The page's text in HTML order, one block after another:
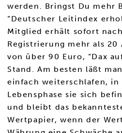
werden. Bringst Du mehr
“Deutscher Leitindex
Mitglied erhält sofort
Registrierung mehr als 20
von über 90 Euro, “Dax
Stand. Am besten läßt
einfach weiterschlafen, in
Lebensphase sie sich
und bleibt das
Wertpapier, wenn der